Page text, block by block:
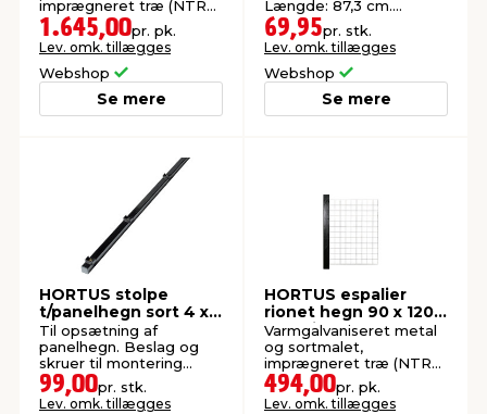
imprægneret træ (NTR
A).
1.645,00pr. pk.
Lev. omk. tillægges
Webshop
Se mere
Længde: 87,3 cm.
Aluminium.
69,95pr. stk.
Lev. omk. tillægges
Webshop
Se mere
HORTUS stolpe
t/panelhegn sort 4 x
4 x 150 cm
Til opsætning af
panelhegn. Beslag og
skruer til montering
medfølger.
99,00pr. stk.
Lev. omk. tillægges
HORTUS espalier
rionet hegn 90 x 120
cm 1 tillægsfag
Varmgalvaniseret metal
og sortmalet,
imprægneret træ (NTR
A).
494,00pr. pk.
Lev. omk. tillægges